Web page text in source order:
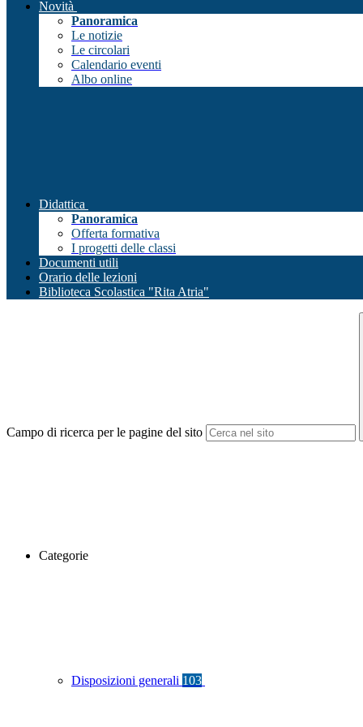
Novità
Panoramica
Le notizie
Le circolari
Calendario eventi
Albo online
Didattica
Panoramica
Offerta formativa
I progetti delle classi
Documenti utili
Orario delle lezioni
Biblioteca Scolastica "Rita Atria"
Campo di ricerca per le pagine del sito
Categorie
Disposizioni generali 103